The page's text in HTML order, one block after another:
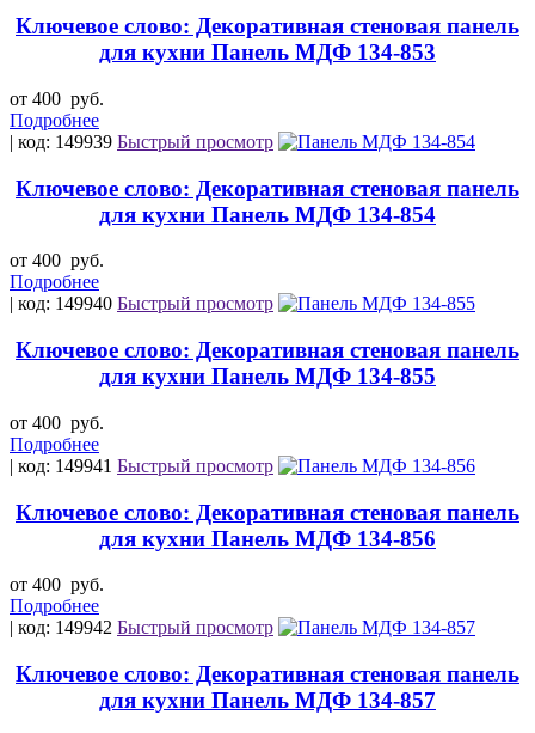
Ключевое слово: Декоративная стеновая панель
для кухни Панель МДФ 134-853
от 400 руб.
Подробнее
| код: 149939 Быстрый просмотр
Ключевое слово: Декоративная стеновая панель
для кухни Панель МДФ 134-854
от 400 руб.
Подробнее
| код: 149940 Быстрый просмотр
Ключевое слово: Декоративная стеновая панель
для кухни Панель МДФ 134-855
от 400 руб.
Подробнее
| код: 149941 Быстрый просмотр
Ключевое слово: Декоративная стеновая панель
для кухни Панель МДФ 134-856
от 400 руб.
Подробнее
| код: 149942 Быстрый просмотр
Ключевое слово: Декоративная стеновая панель
для кухни Панель МДФ 134-857